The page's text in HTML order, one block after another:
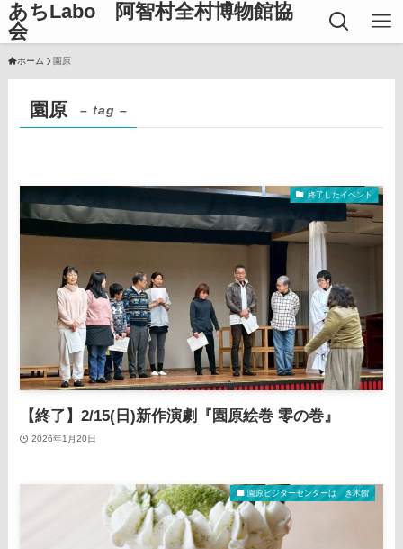
あちLabo 阿智村全村博物館協
会
ホーム 園原
園原 – tag –
終了したイベント
【終了】2/15(日)新作演劇『園原絵巻 零の巻』
2026年1月20日
園原ビジターセンターはゝき木館